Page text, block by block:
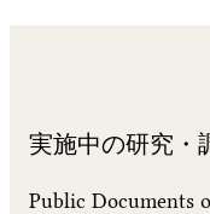
実施中の研究・
Public Documents